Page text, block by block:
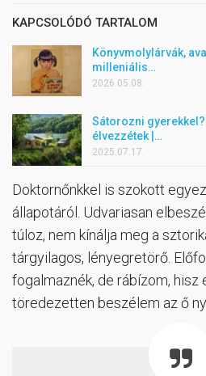
KAPCSOLÓDÓ TARTALOM
Könyvmolylárvák,
milleniális…
2026.05.08.
Sátorozni
élvezzétek |…
2025.07.17.
Doktornőnkkel is szokott
állapotáról. Udvariasan
túloz, nem kínálja meg a
tárgyilagos, lényegretörő.
fogalmaznék, de rábízom, hisz
töredezetten beszélem az ő